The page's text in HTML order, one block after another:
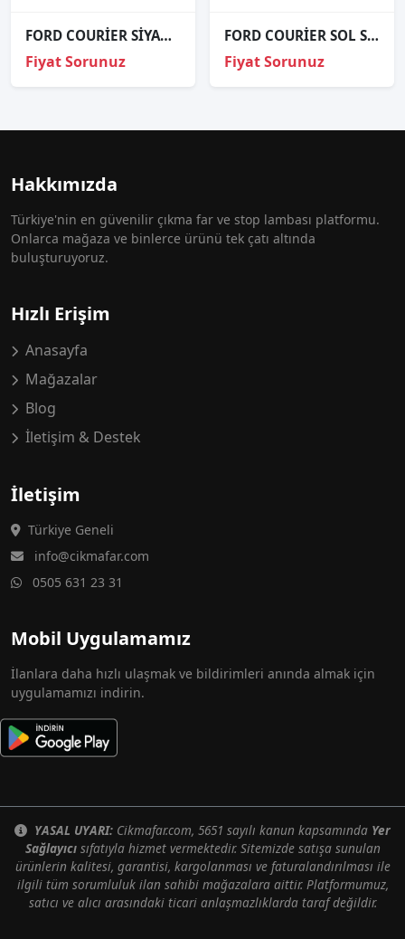
FORD COURİER SİYAH ZEMİN SOL FAR ORJİNAL
Fiyat Sorunuz
FORD COURİER SOL STOP ORJİNAL
Fiyat Sorunuz
Hakkımızda
Türkiye'nin en güvenilir çıkma far ve stop lambası platformu.
Onlarca mağaza ve binlerce ürünü tek çatı altında
buluşturuyoruz.
Hızlı Erişim
Anasayfa
Mağazalar
Blog
İletişim & Destek
İletişim
Türkiye Geneli
info@cikmafar.com
0505 631 23 31
Mobil Uygulamamız
İlanlara daha hızlı ulaşmak ve bildirimleri anında almak için
uygulamamızı indirin.
YASAL UYARI: Cikmafar.com, 5651 sayılı kanun kapsamında Yer
Sağlayıcısıfatıyla hizmet vermektedir. Sitemizde satışa sunulan
ürünlerin kalitesi, garantisi, kargolanması ve faturalandırılması ile
ilgili tüm sorumluluk ilan sahibi mağazalara aittir. Platformumuz,
satıcı ve alıcı arasındaki ticari anlaşmazlıklarda taraf değildir.